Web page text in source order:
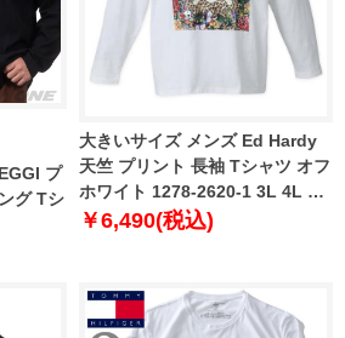
プ
グ Tシ
大きいサイズ メンズ Ed Hardy
天竺 プリント 長袖 Tシャツ オフ
ホワイト 1278-2620-1 3L 4L 5L
6L
￥6,490(税込)